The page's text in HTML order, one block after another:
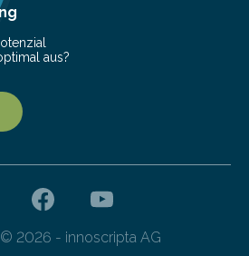
aus?
2026 - innoscripta AG